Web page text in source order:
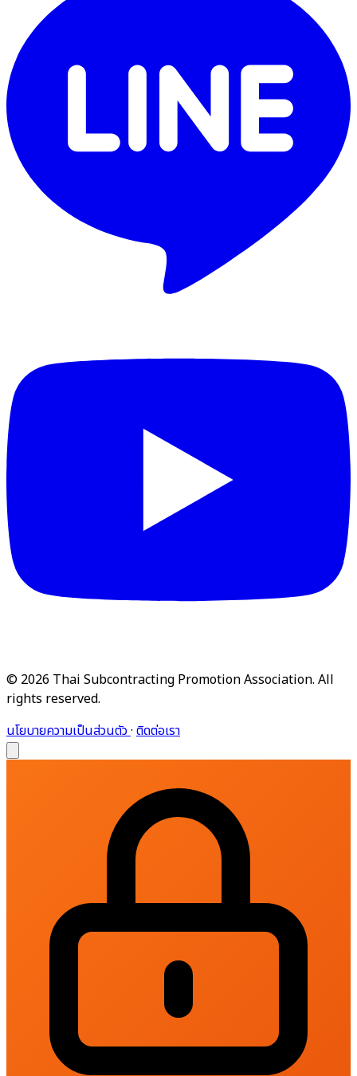
© 2026 Thai Subcontracting Promotion Association. All
rights reserved.
นโยบายความเป็นส่วนตัว· ติดต่อเรา